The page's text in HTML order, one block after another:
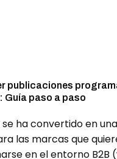
publicaciones
Guía paso a paso
se ha convertido en
las marcas que
en el entorno B2B